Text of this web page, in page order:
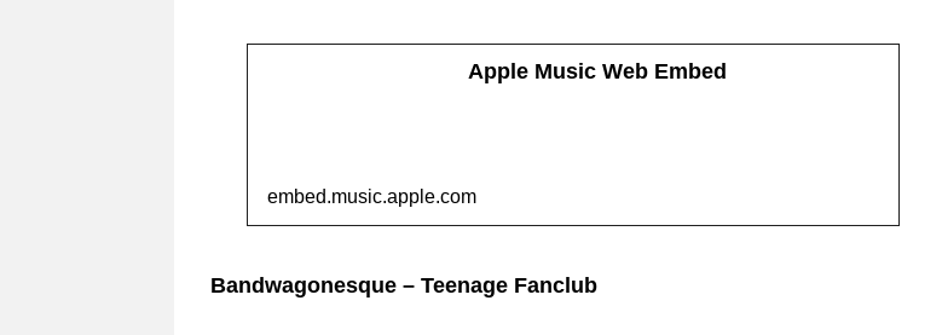
Apple Music Web Embed
embed.music.apple.com
Bandwagonesque – Teenage Fanclub